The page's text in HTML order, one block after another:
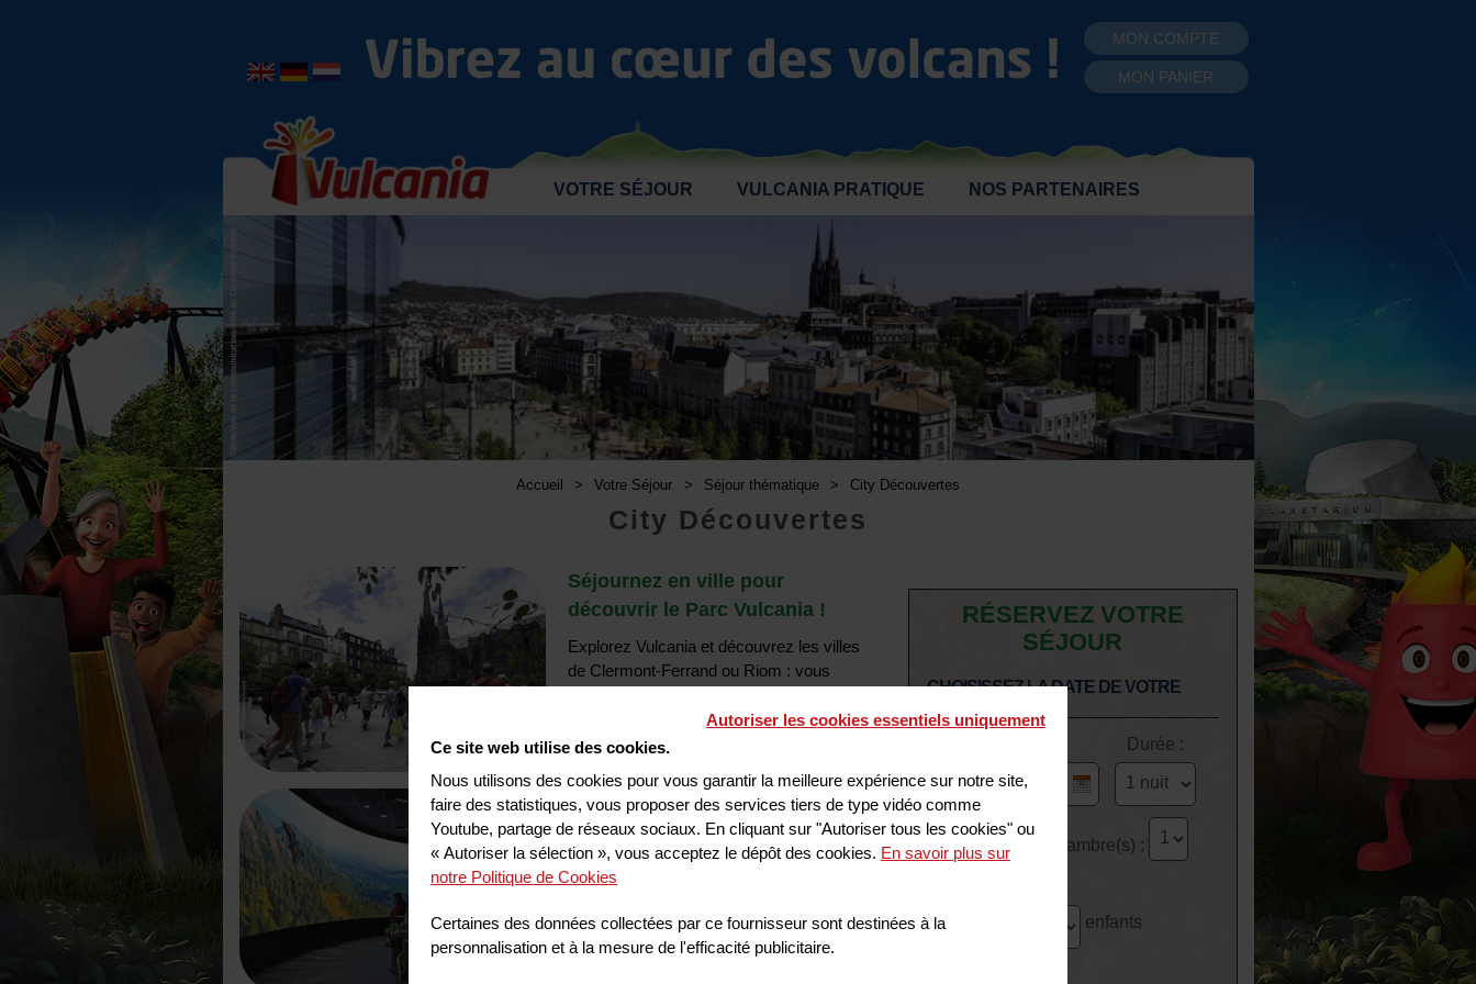
Autoriser les cookies essentiels uniquement
Ce site web utilise des cookies.
Nous utilisons des cookies pour vous garantir la meilleure expérience sur notre site,
faire des statistiques, vous proposer des services tiers de type vidéo comme
Youtube, partage de réseaux sociaux. En cliquant sur "Autoriser tous les cookies" ou
« Autoriser la sélection », vous acceptez le dépôt des cookies. En savoir plus sur
notre Politique de Cookies
Certaines des données collectées par ce fournisseur sont destinées à la
personnalisation et à la mesure de l'efficacité publicitaire.
MON COMPTE
MON PANIER
VOTRE SÉJOUR VULCANIA PRATIQUE NOS PARTENAIRES
Accueil > Votre Séjour > Séjour thématique > City Découvertes
City Découvertes
Séjournez en ville pour
découvrir le Parc Vulcania !
Explorez Vulcania et découvrez les villes
de Clermont-Ferrand ou Riom : vous
la cathédrale en pierre de Volvic et les
nombreuses fontaines ou encore vous
Experience.
VOTRE SÉJOUR COMPREND
L’hébergement en hôtel partenaire
Les petits-déjeuners
RÉSERVEZ VOTRE
SÉJOUR
CHOISISSEZ LA DATE DE VOTRE
Durée :
Nombre de chambre(s) :
enfants